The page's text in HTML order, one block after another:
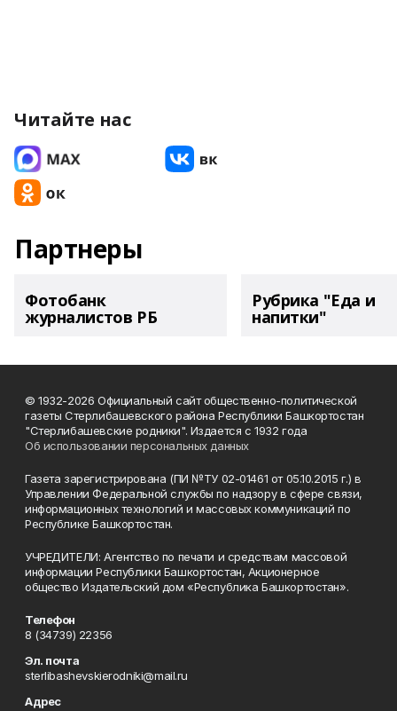
Читайте нас
Партнеры
Фотобанк
журналистов РБ
Рубрика "Еда и
напитки"
© 1932-2026 Официальный сайт общественно-политической
газеты Стерлибашевского района Республики Башкортостан
"Стерлибашевские родники". Издается с 1932 года
Об использовании персональных данных
Газета зарегистрирована (ПИ №ТУ 02-01461 от 05.10.2015 г.) в
Управлении Федеральной службы по надзору в сфере связи,
информационных технологий и массовых коммуникаций по
Республике Башкортостан.
УЧРЕДИТЕЛИ: Агентство по печати и средствам массовой
информации Республики Башкортостан, Акционерное
общество Издательский дом «Республика Башкортостан».
Телефон
8 (34739) 22356
Эл. почта
sterlibashevskierodniki@mail.ru
Адрес